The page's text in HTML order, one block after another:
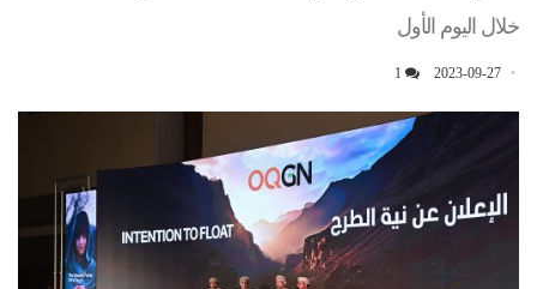
خلال اليوم الأول
2023-09-27
1